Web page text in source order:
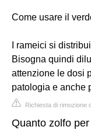
Come usare il
I rameici si
Bisogna quindi
attenzione le dosi
patologia e anche
Richiesta di rimozione
Quanto zolfo